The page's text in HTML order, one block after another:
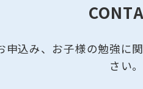
申込み、お子様の勉強に
さい。